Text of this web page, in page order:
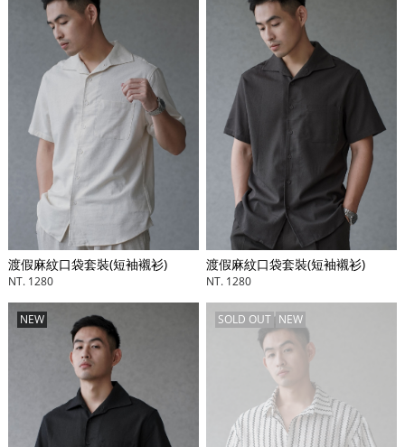
渡假麻紋口袋套裝(短袖襯衫)
NT. 1280
渡假麻紋口袋套裝(短袖襯衫)
NT. 1280
NEW SOLD OUT NEW